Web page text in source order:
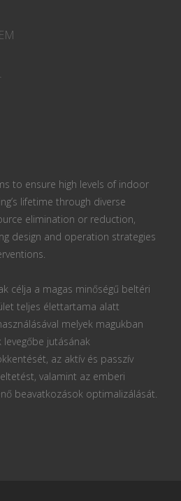
to ensure high levels of indoor
lifetime through diverse
elimination or reduction,
design and operation strategies
célja a magas minőségű beltéri
teljes élettartama alatt
melyek magukban
jutásának
az aktív és passzív
valamint az emberi
beavatkozások optimalizálását.